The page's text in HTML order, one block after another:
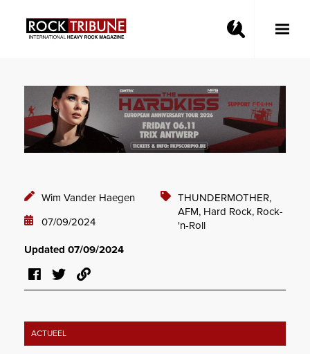
Toggle
Wim Vander Haegen
07/09/2024
THUNDERMOTHER,
AFM, Hard Rock, Rock-
'n-Roll
Updated 07/09/2024
ACTUEEL